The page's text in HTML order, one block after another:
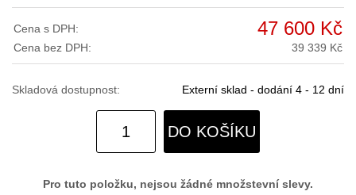
Cena s DPH: 47 600 Kč
Cena bez DPH: 39 339 Kč
Skladová dostupnost: Externí sklad - dodání 4 - 12 dní
DO KOŠÍKU
Pro tuto položku, nejsou žádné množstevní slevy.